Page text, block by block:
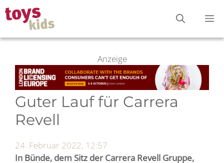
Zum
Inhalt
springen
Anzeige
Guter Lauf für Carrera
Revell
24. Februar 2022, 12:57
In Bünde, dem Sitz der Carrera Revell Gruppe,